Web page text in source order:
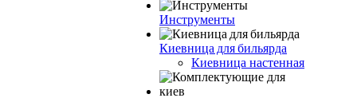
Инструменты
Киевница для бильярда
Киевница настенная